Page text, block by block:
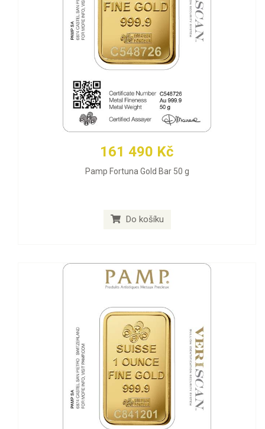
161 490 Kč
Pamp Fortuna Gold Bar 50 g
Do košíku